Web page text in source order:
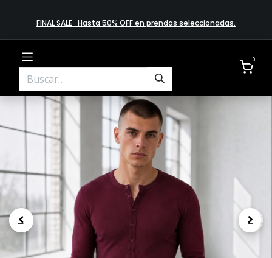
FINAL SALE · Hasta 50% OFF en prendas​ selecciona​das.
0
.